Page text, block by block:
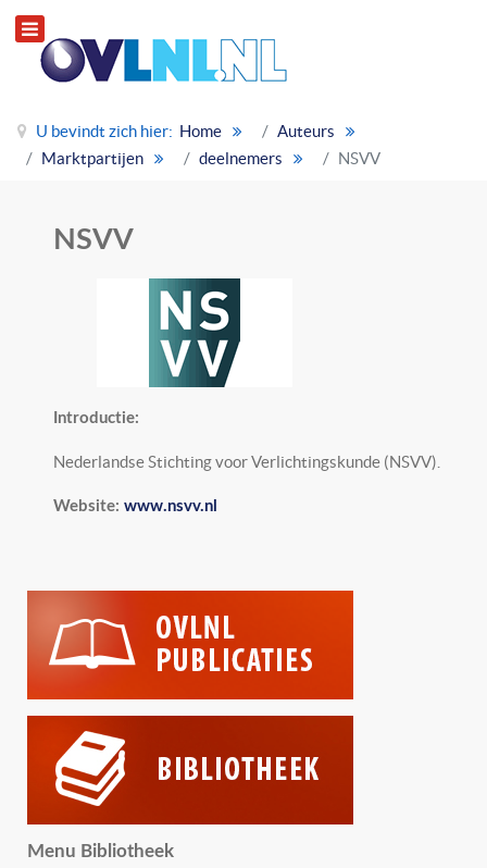
U bevindt zich hier: Home
Auteurs
Marktpartijen
deelnemers NSVV
NSVV
Introductie:
Nederlandse Stichting voor Verlichtingskunde (NSVV).
Website: www.nsvv.nl
Menu Bibliotheek